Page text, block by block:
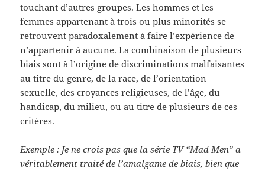
touchant d’autres groupes. Les hommes et les
femmes appartenant à trois ou plus minorités se
retrouvent paradoxalement à faire l’expérience de
n’appartenir à aucune. La combinaison de plusieurs
biais sont à l’origine de discriminations malfaisantes
au titre du genre, de la race, de l’orientation
sexuelle, des croyances religieuses, de l’âge, du
handicap, du milieu, ou au titre de plusieurs de ces
critères.
Exemple : Je ne crois pas que la série TV “Mad Men” a
véritablement traité de l’amalgame de biais, bien que